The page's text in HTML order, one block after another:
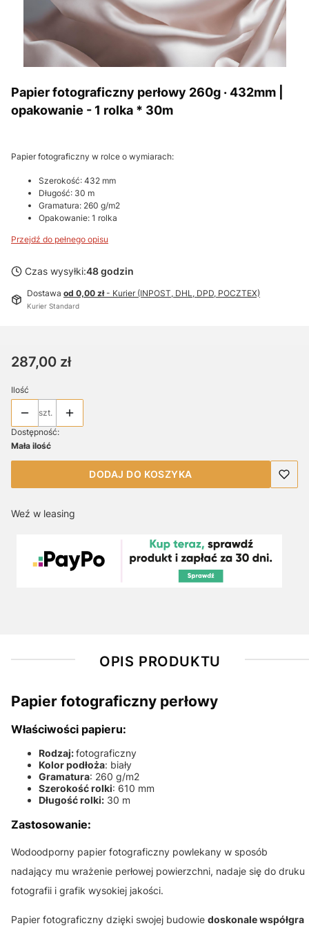
Papier fotograficzny perłowy 260g · 432mm |
opakowanie - 1 rolka * 30m
Papier fotograficzny w rolce o wymiarach:
Szerokość: 432 mm
Długość: 30 m
Gramatura: 260 g/m2
Opakowanie: 1 rolka
Przejdź do pełnego opisu
Czas wysyłki:48 godzin
Dostawa od 0,00 zł- Kurier (INPOST, DHL, DPD, POCZTEX)
Kurier Standard
Cena
287,00 zł
Ilość
szt.
Dostępność:
Mała ilość
DODAJ DO KOSZYKA
Weź w leasing
OPIS PRODUKTU
Papier fotograficzny perłowy
Właściwości papieru:
Rodzaj:fotograficzny
Kolor podłoża: biały
Gramatura: 260 g/m2
Szerokość rolki: 610 mm
Długość rolki: 30 m
Zastosowanie:
Wodoodporny papier fotograficzny powlekany w sposób
nadający mu wrażenie perłowej powierzchni, nadaje się do druku
fotografii i grafik wysokiej jakości.
Papier fotograficzny dzięki swojej budowie doskonale współgra